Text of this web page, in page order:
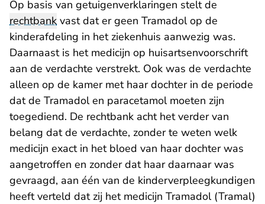
Op basis van getuigenverklaringen stelt de
rechtbank vast dat er geen Tramadol op de
kinderafdeling in het ziekenhuis aanwezig was.
Daarnaast is het medicijn op huisartsenvoorschrift
aan de verdachte verstrekt. Ook was de verdachte
alleen op de kamer met haar dochter in de periode
dat de Tramadol en paracetamol moeten zijn
toegediend. De rechtbank acht het verder van
belang dat de verdachte, zonder te weten welk
medicijn exact in het bloed van haar dochter was
aangetroffen en zonder dat haar daarnaar was
gevraagd, aan één van de kinderverpleegkundigen
heeft verteld dat zij het medicijn Tramadol (Tramal)